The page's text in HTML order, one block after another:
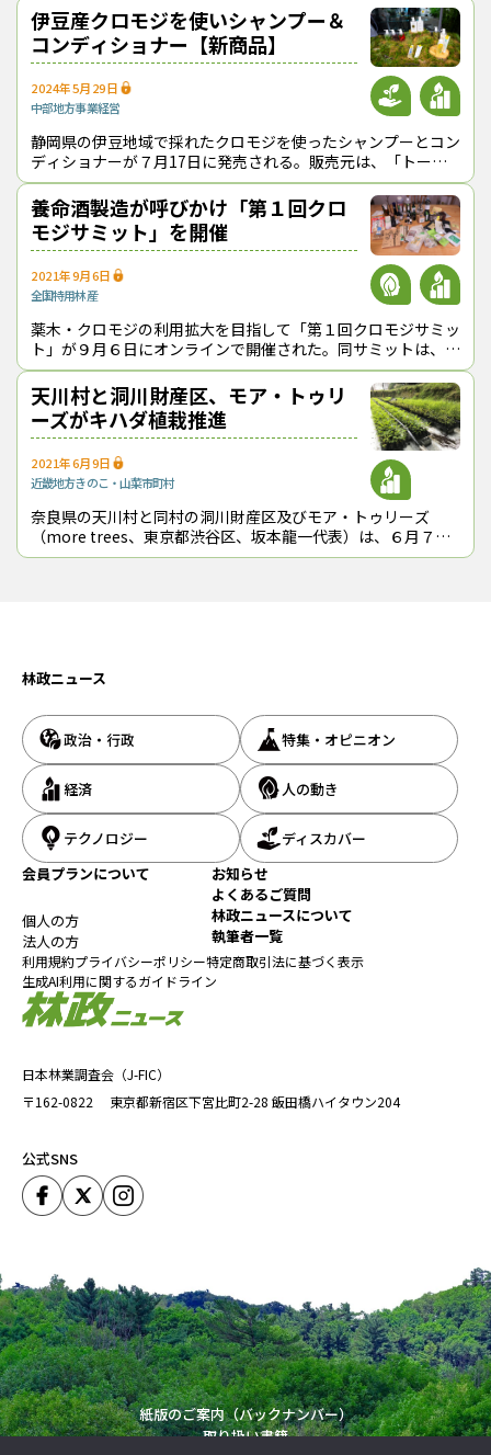
クロモジのパウダーを混ぜたソフトクリームは、ウッディー京北
の人気商品となっており、クロモジのほうじ茶や茎茶も口にすると
特有の清涼感ある味わいが広がり、気分がリラックスする。ウッ
ディー京北の担当者によると、リピート購入する消費者も増えてい
る。
葉と茎、枝だけを使い持続性確保、続ける秘訣は新しい挑
戦
樹々の会は、1999年に施行された男女共同参画社会基本法をきっ
かけにして発足した。一瀬会長（80歳）は、「山の現場で活躍で
きるのは男性だけではない。女性も地域の森を守るためにできる
ことをしたいという思いで立ち上がった」と振り返る。同会のメ
ンバーは、京北地域の60歳代から80歳代の27名の女性で構成され
ており、年間約200日活動している。
発足当初は勉強会などを中心に活動していたが、徐々にマイタケ
の生産・販売など、森の恵みを活かした商品を手がけるようにな
り、2016年からはクロモジを活かした「しんしん」シリーズの製
造・販売事業を本格化させている。
原料のクロモジは、新芽が出る５月から６月にかけて１年間分を
収穫し、窒素ガスでドライ加工して保存、時期に応じて利用して
いる。「しんしん」シリーズは、クロモジの葉と茎、枝だけを使
っており、幹や根などは一切使用しない。その理由について、一瀬
会長は、「根まで取ってしまうと、次の年にクロモジがとれなくな
ってしまう。ずっと使い続けられる持続的な仕組みが大事や」と説
一瀬裕子会長、地域材を活かしたペンションも経営している
賞したほか、2019年度には総務省のふるさとづくり大賞で団体賞
を受賞するなど、意欲的な活動ぶりが各方面から高く評価されて
いる。
一瀬会長は、「次から次へと新しいことに挑戦するのが会を続け
る秘訣」と口にし、新たなチャレンジとして、「クロモジのお菓
子などを生産する調理場の開設に向けて動いている」と意欲をみ
せている。
伊豆産クロモジを使いシャンプー＆
コンディショナー【新商品】
2024年5月29日
中部地方事業経営
静岡県の伊豆地域で採れたクロモジを使ったシャンプーとコン
ディショナーが７月17日に発売される。販売元は、「トータ
ルビューティーカンパニー」を標榜する（株）ウカ（uka、東
京都渋谷区、渡邉弘幸・代表取
養命酒製造が呼びかけ「第１回クロ
モジサミット」を開催
2021年9月6日
全国特用林産
薬木・クロモジの利用拡大を目指して「第１回クロモジサミッ
ト」が９月６日にオンラインで開催された。同サミットは、養
命酒製造（株）（東京都渋谷区）が事務局をつとめるクロモジ
研究会が主催。「薬用養命酒」を
天川村と洞川財産区、モア・トゥリ
ーズがキハダ植栽推進
2021年6月9日
近畿地方きのこ・山菜市町村
奈良県の天川村と同村の洞川財産区及びモア・トゥリーズ
（more trees、東京都渋谷区、坂本龍一代表）は、６月７日
に「森林保全および地域活性化に取り組むための連携協定」を
日本林業調査会（J-FIC）
〒162-0822
東京都新宿区下宮比町2-28 飯田橋ハイタウン204
公式SNS
林政ニュース
政治・行政 特集・オピニオン
経済 人の動き
テクノロジー
ディスカバー
会員プランについて
個人の方
法人の方
お知らせ
よくあるご質問
林政ニュースについて
執筆者一覧
利用規約プライバシーポリシー特定商取引法に基づく表示
生成AI利用に関するガイドライン
紙版のご案内（バックナンバー）
取り扱い書籍